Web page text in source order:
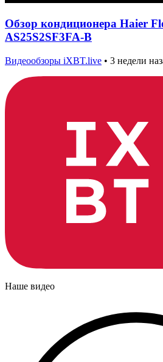
Обзор кондиционера Haier
AS25S2SF3FA-B
Видеообзоры iXBT.live • 3 недели
Наше видео